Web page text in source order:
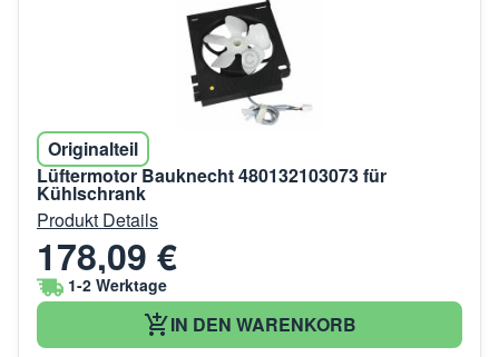
Originalteil
Lüftermotor Bauknecht 480132103073 für
Kühlschrank
Produkt Details
178,09 €
1-2 Werktage
IN DEN WARENKORB